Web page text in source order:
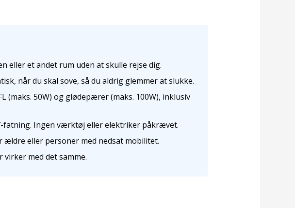
et andet rum uden at skulle rejse dig.
når du skal sove, så du aldrig glemmer at slukke.
(maks. 50W) og glødepærer (maks. 100W), inklusiv
fatning. Ingen værktøj eller elektriker påkrævet.
eller personer med nedsat mobilitet.
med det samme.